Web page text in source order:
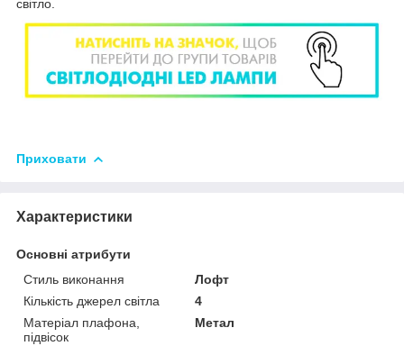
світло.
Приховати
Характеристики
Основні атрибути
Стиль виконання
Лофт
Кількість джерел світла
4
Матеріал плафона,
підвісок
Метал